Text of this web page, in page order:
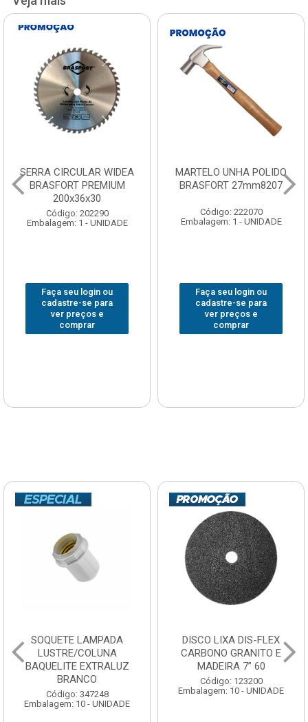
SERRA CIRCULAR WIDEA
BRASFORT PREMIUM
200x36x30
Código: 202290
Embalagem: 1 - UNIDADE
Faça seu login ou
cadastre-se para
ver preços e
comprar
MARTELO UNHA POLIDO
BRASFORT 27mm8207
Código: 222070
Embalagem: 1 - UNIDADE
Faça seu login ou
cadastre-se para
ver preços e
comprar
SOQUETE LAMPADA
LUSTRE/COLUNA
BAQUELITE EXTRALUZ
BRANCO
Código: 347248
Embalagem: 10 - UNIDADE
DISCO LIXA DIS-FLEX
CARBONO GRANITO E
MADEIRA 7” 60
Código: 123200
Embalagem: 10 - UNIDADE